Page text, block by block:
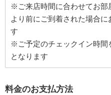
※ご来店時間に合わせてお部
より前にご到着された場合
す
※ご予定のチェックイン時間
となります
料金のお支払方法